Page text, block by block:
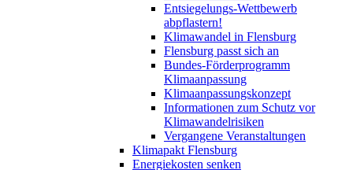
Entsiegelungs-Wettbewerb
abpflastern!
Klimawandel in Flensburg
Flensburg passt sich an
Bundes-Förderprogramm
Klimaanpassung
Klimaanpassungskonzept
Informationen zum Schutz vor
Klimawandelrisiken
Vergangene Veranstaltungen
Klimapakt Flensburg
Energiekosten senken